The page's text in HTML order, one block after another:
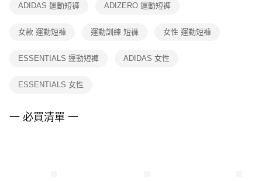
１．透過由恩沛科技股份有限公司提供之「AFTEE先享後付」服務完成之交
權轉讓予恩沛科技股份有限公司。
３．未成年的使用者請事先徵得法定代理人或監護人之同意方可使用
任。
請求用戶進行身份認證。
５．嚴禁一人註冊多個帳號或使用他人資訊註冊。若發現惡意使用之情形，
ADIDAS 運動短褲 ADIZERO 運動短褲
女款 運動短褲 運動訓練 短褲 女性 運動短褲
ESSENTIALS 運動短褲 ADIDAS 女性
ESSENTIALS 女性
一 必買清單 一